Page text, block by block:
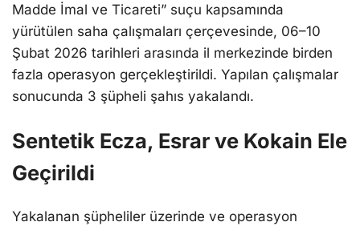
Madde İmal ve Ticareti” suçu kapsamında
yürütülen saha çalışmaları çerçevesinde, 06–10
Şubat 2026 tarihleri arasında il merkezinde birden
fazla operasyon gerçekleştirildi. Yapılan çalışmalar
sonucunda 3 şüpheli şahıs yakalandı.
Sentetik Ecza, Esrar ve Kokain Ele
Geçirildi
Yakalanan şüpheliler üzerinde ve operasyon